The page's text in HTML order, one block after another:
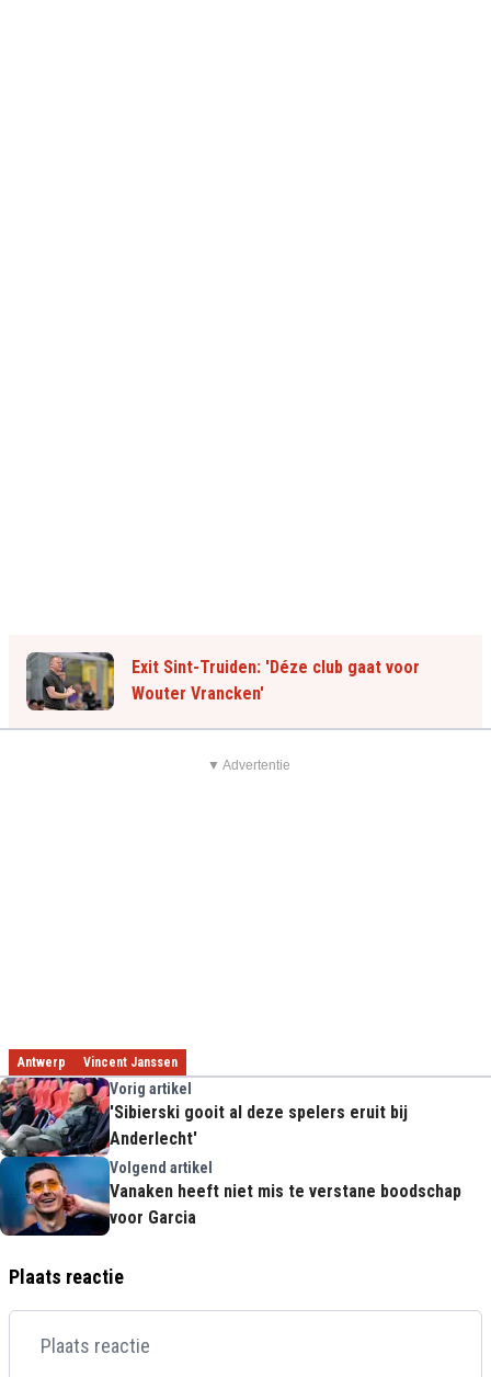
Exit Sint-Truiden: 'Déze club gaat voor
Wouter Vrancken'
▼ Advertentie
Antwerp Vincent Janssen
Vorig artikel
'Sibierski gooit al deze spelers eruit bij
Anderlecht'
Volgend artikel
Vanaken heeft niet mis te verstane boodschap
voor Garcia
Plaats reactie